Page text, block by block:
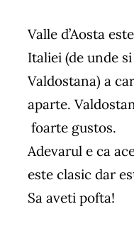
Valle d’Aosta
Italiei (de unde
Valdostana) a
aparte.
foarte gustos.
Adevarul e ca
este clasic dar
Sa aveti pofta!